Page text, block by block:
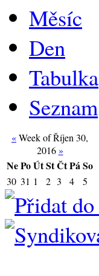
Měsíc
Den
Tabulka
Seznam
«Week of Říjen 30,
2016»
NePoÚtStČtPáSo
30 31 1 2 3 4 5